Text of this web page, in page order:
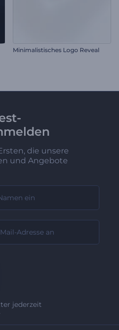
Minimalistisches Logo Reveal
die unsere
und Angebote
jederzeit